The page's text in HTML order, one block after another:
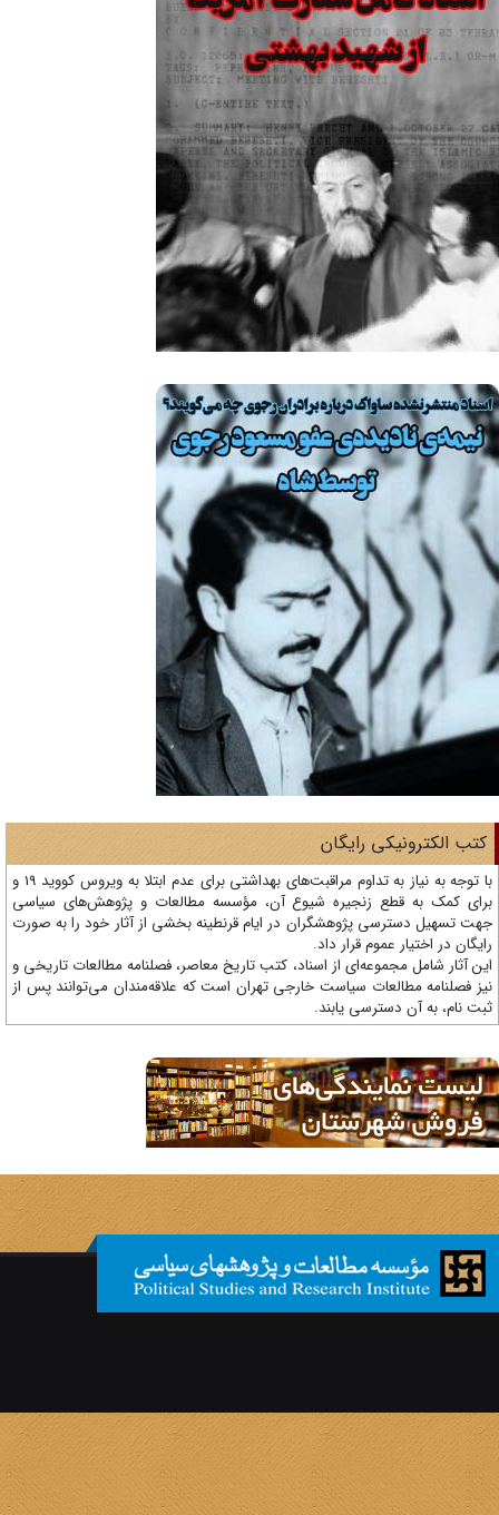
الکترونیکی رایگان
با توجه به نیاز به تداوم مراقبت‌های بهداشتی برای عدم ابتلا به ویروس کووید 19 و
کمک به قطع زنجیره شیوع آن، مؤسسه مطالعات و پژوهش‌های سیاسی
تسهیل دسترسی پژوهشگران در ایام قرنطینه بخشی از آثار خود را به صورت
در اختیار عموم قرار داد.
آثار شامل مجموعه‌ای از اسناد، کتب تاریخ معاصر، فصلنامه‌ مطالعات تاریخی و
فصلنامه مطالعات سیاست خارجی تهران است که علاقه‌مندان می‌توانند پس از
نام، به آن دسترسی یابند.